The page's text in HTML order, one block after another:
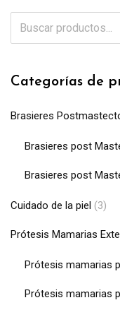
Categorías de
Brasieres
Brasieres post
Brasieres post
Cuidado de la piel (3)
Prótesis Mamarias
Prótesis mamarias
Prótesis mamarias